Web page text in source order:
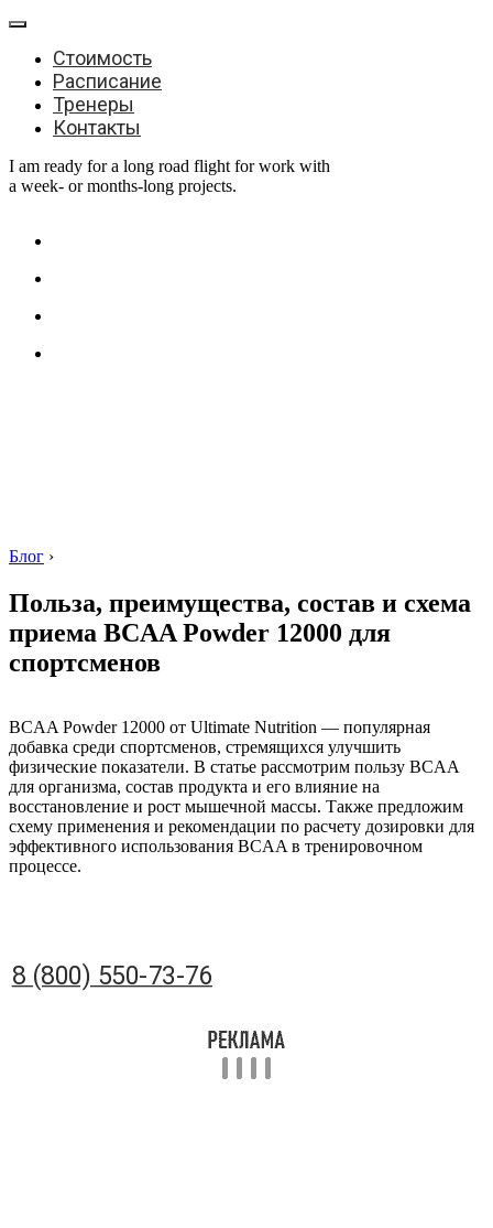
Стоимость
Расписание
Тренеры
Контакты
I am ready for a long road flight for work with
a week- or months-long projects.
Блог ›
Польза, преимущества, состав и схема
приема BCAA Powder 12000 для
спортсменов
BCAA Powder 12000 от Ultimate Nutrition — популярная
добавка среди спортсменов, стремящихся улучшить
физические показатели. В статье рассмотрим пользу BCAA
для организма, состав продукта и его влияние на
восстановление и рост мышечной массы. Также предложим
схему применения и рекомендации по расчету дозировки для
эффективного использования BCAA в тренировочном
процессе.